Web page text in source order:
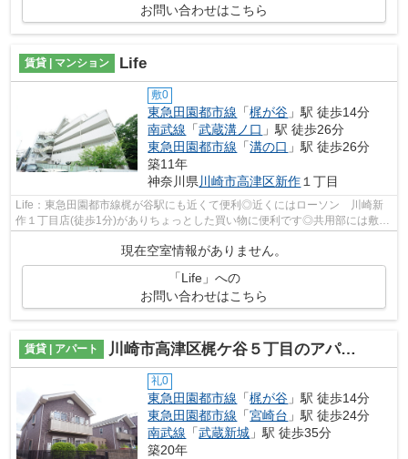
お問い合わせはこちら
賃貸 | マンション Life
敷0
東急田園都市線 「梶が谷 」駅 徒歩14分
南武線 「武蔵溝ノ口 」駅 徒歩26分
東急田園都市線 「溝の口 」駅 徒歩26分
築11年
神奈川県 川崎市高津区新作 １丁目
Life：東急田園都市線梶が谷駅にも近くて便利◎近くにはローソン 川崎新
作１丁目店(徒歩1分)がありちょっとした買い物に便利です◎共用部には敷地
現在空室情報がありません。
「Life」への
お問い合わせはこちら
賃貸 | アパート 川崎市高津区梶ケ谷５丁目のアパート
礼0
東急田園都市線 「梶が谷 」駅 徒歩14分
東急田園都市線 「宮崎台 」駅 徒歩24分
南武線 「武蔵新城 」駅 徒歩35分
築20年